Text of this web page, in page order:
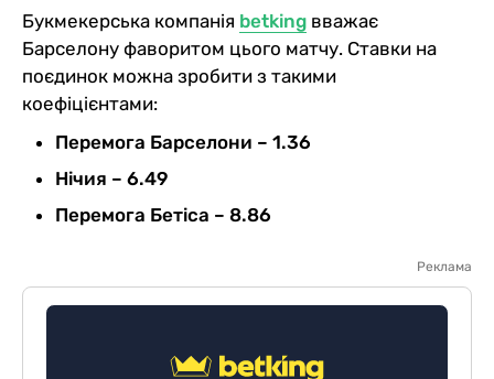
Букмекерська компанія betking вважає
Барселону фаворитом цього матчу. Ставки на
поєдинок можна зробити з такими
коефіцієнтами:
Перемога Барселони – 1.36
Нічия – 6.49
Перемога Бетіса – 8.86
Реклама